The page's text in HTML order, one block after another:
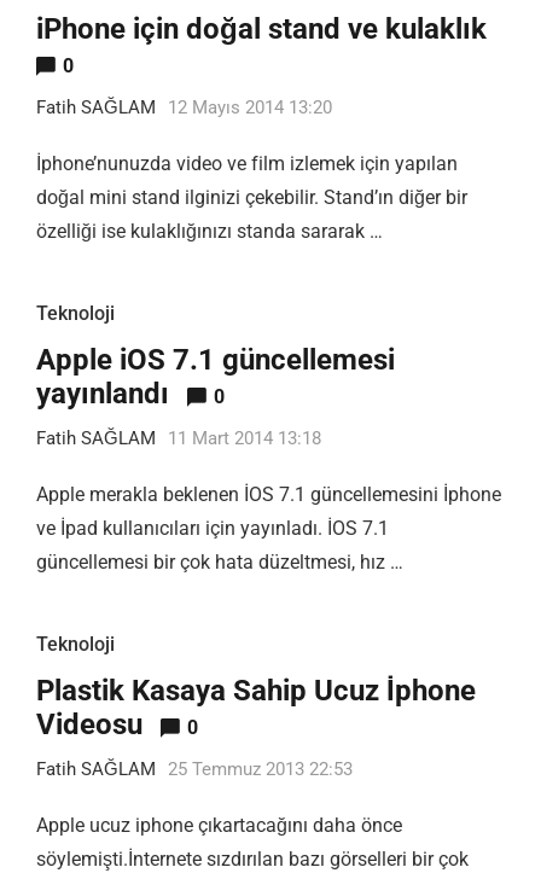
iPhone için doğal stand ve kulaklık
0
Fatih SAĞLAM 12 Mayıs 2014 13:20
İphone’nunuzda video ve film izlemek için yapılan
doğal mini stand ilginizi çekebilir. Stand’ın diğer bir
özelliği ise kulaklığınızı standa sararak …
Teknoloji
Apple iOS 7.1 güncellemesi
yayınlandı
0
Fatih SAĞLAM 11 Mart 2014 13:18
Apple merakla beklenen İOS 7.1 güncellemesini İphone
ve İpad kullanıcıları için yayınladı. İOS 7.1
güncellemesi bir çok hata düzeltmesi, hız …
Teknoloji
Plastik Kasaya Sahip Ucuz İphone
Videosu
0
Fatih SAĞLAM 25 Temmuz 2013 22:53
Apple ucuz iphone çıkartacağını daha önce
söylemişti.İnternete sızdırılan bazı görselleri bir çok